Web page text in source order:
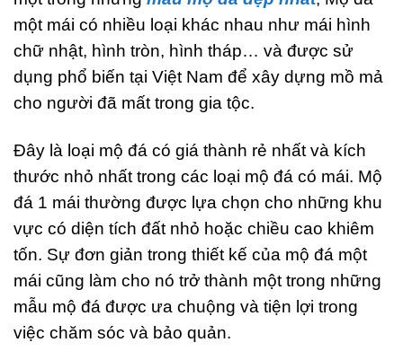
một mái có nhiều loại khác nhau như mái hình
chữ nhật, hình tròn, hình tháp… và được sử
dụng phổ biến tại Việt Nam để xây dựng mồ mả
cho người đã mất trong gia tộc.
Đây là loại mộ đá có giá thành rẻ nhất và kích
thước nhỏ nhất trong các loại mộ đá có mái. Mộ
đá 1 mái thường được lựa chọn cho những khu
vực có diện tích đất nhỏ hoặc chiều cao khiêm
tốn. Sự đơn giản trong thiết kế của mộ đá một
mái cũng làm cho nó trở thành một trong những
mẫu mộ đá được ưa chuộng và tiện lợi trong
việc chăm sóc và bảo quản.